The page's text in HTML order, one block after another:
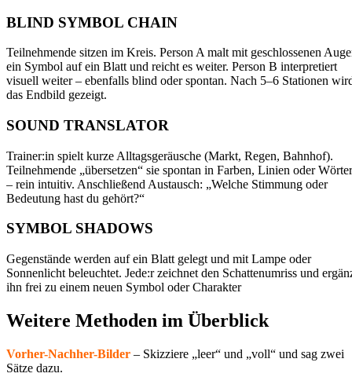
BLIND SYMBOL CHAIN
Teilnehmende sitzen im Kreis. Person A malt mit geschlossenen
ein Symbol auf ein Blatt und reicht es weiter. Person B interpretiert
visuell weiter – ebenfalls blind oder spontan. Nach 5–6 Stationen
das Endbild gezeigt.
SOUND TRANSLATOR
Trainer:in spielt kurze Alltagsgeräusche (Markt, Regen, Bahnhof).
Teilnehmende „übersetzen“ sie spontan in Farben, Linien oder Wörter
– rein intuitiv. Anschließend Austausch: „Welche Stimmung oder
Bedeutung hast du gehört?“
SYMBOL SHADOWS
Gegenstände werden auf ein Blatt gelegt und mit Lampe oder
Sonnenlicht beleuchtet. Jede:r zeichnet den Schattenumriss und
ihn frei zu einem neuen Symbol oder Charakter
Weitere Methoden im Überblick​
Vorher-Nachher-Bilder – Skizziere „leer“ und „voll“ und sag zwei
Sätze dazu.